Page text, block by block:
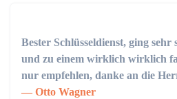
Bester Schlüsseldienst, ging
und zu einem wirklich wirklich
nur empfehlen, danke an die
Otto Wagner